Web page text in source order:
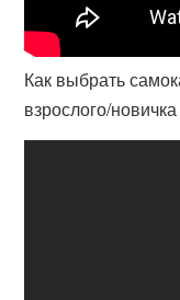
Как выбрать
взрослого/